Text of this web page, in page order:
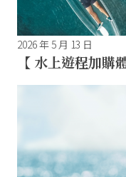
2026 年 5 月 13 日
【 水上遊程加購